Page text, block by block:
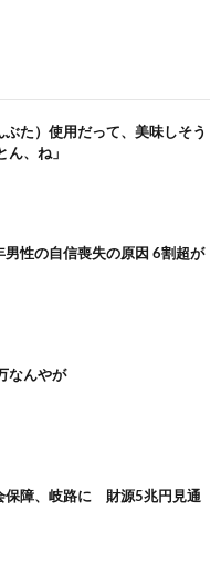
た）使用だって、美味しそう
ん、ね」
男性の自信喪失の原因 6割超が
なんやが
保障、岐路に 財源5兆円見通